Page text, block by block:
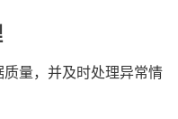
量，并及时处理异常情